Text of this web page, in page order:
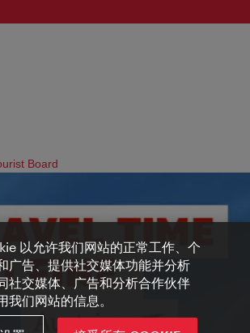
Board
以允许我们网站的正常工作、个
广告、提供社交媒体功能并分析
社交媒体、广告和分析合作伙伴
我们网站的信息。